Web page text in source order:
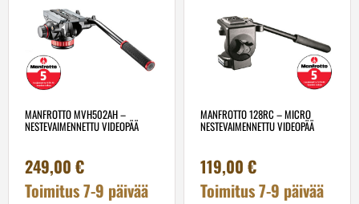
MANFROTTO MVH502AH –
NESTEVAIMENNETTU VIDEOPÄÄ
249,00 €
Toimitus 7-9 päivää
MANFROTTO 128RC – MICRO
NESTEVAIMENNETTU VIDEOPÄÄ
119,00 €
Toimitus 7-9 päivää